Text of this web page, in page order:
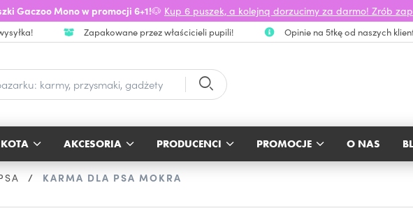
Gaczoo Mono w promocji 6+1!🐶 Kup 6 puszek, a kolejną dorzucimy za darmo! Zrób
Zapakowane przez właścicieli pupili! Opinie na 5tkę od naszych
AKCESORIA PRODUCENCI PROMOCJE O NAS
KARMA DLA PSA MOKRA